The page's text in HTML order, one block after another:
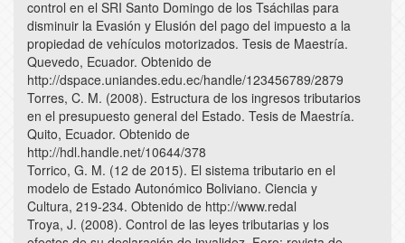
control en el SRI Santo Domingo de los Tsáchilas para
disminuir la Evasión y Elusión del pago del impuesto a la
propiedad de vehículos motorizados. Tesis de Maestría.
Quevedo, Ecuador. Obtenido de
http://dspace.uniandes.edu.ec/handle/123456789/2879
Torres, C. M. (2008). Estructura de los ingresos tributarios
en el presupuesto general del Estado. Tesis de Maestría.
Quito, Ecuador. Obtenido de
http://hdl.handle.net/10644/378
Torrico, G. M. (12 de 2015). El sistema tributario en el
modelo de Estado Autonómico Boliviano. Ciencia y
Cultura, 219-234. Obtenido de http://www.redal
Troya, J. (2008). Control de las leyes tributarias y los